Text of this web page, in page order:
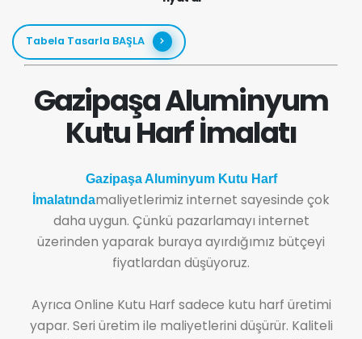
Tabela Tasarla BAŞLA
Gazipaşa Aluminyum
Kutu Harf İmalatı
Gazipaşa Aluminyum Kutu Harf
İmalatındamaliyetlerimiz internet sayesinde çok
daha uygun. Çünkü pazarlamayı internet
üzerinden yaparak buraya ayırdığımız bütçeyi
fiyatlardan düşüyoruz.
Ayrıca Online Kutu Harf sadece kutu harf üretimi
yapar. Seri üretim ile maliyetlerini düşürür. Kaliteli